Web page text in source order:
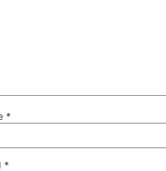
*
*